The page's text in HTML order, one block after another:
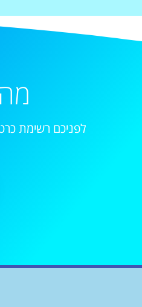
לפניכם רשימת